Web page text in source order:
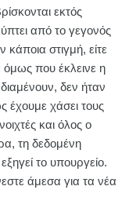
εκτός
από το γεγονός
στιγμή, είτε
που έκλεινε η
δεν ήταν
έχουμε χάσει τους
και όλος ο
τη δεδομένη
το υπουργείο.
άμεσα για τα νέα